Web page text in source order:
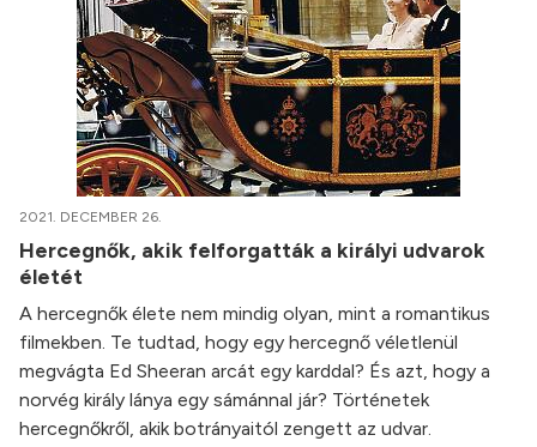
2021. DECEMBER 26.
Hercegnők, akik felforgatták a királyi udvarok
életét
A hercegnők élete nem mindig olyan, mint a romantikus
filmekben. Te tudtad, hogy egy hercegnő véletlenül
megvágta Ed Sheeran arcát egy karddal? És azt, hogy a
norvég király lánya egy sámánnal jár? Történetek
hercegnőkről, akik botrányaitól zengett az udvar.